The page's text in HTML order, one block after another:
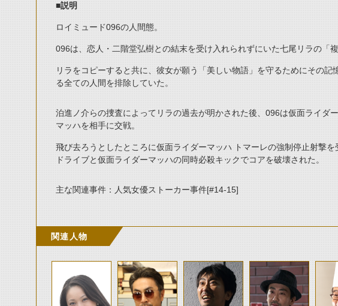
■説明
ロイミュード096の人間態。
096は、恋人・二階堂弘樹との結末を受け入れられずにいた七尾リラの「
リラをコピーすると共に、彼女が願う「美しい物語」を守るためにその記
る全ての人間を排除していた。
泊進ノ介らの捜査によってリラの過去が明かされた後、096は仮面ライダ
マッハを相手に交戦。
飛び去ろうとしたところに仮面ライダーマッハ トマーレの強制停止射撃
ドライブと仮面ライダーマッハの同時必殺キックでコアを破壊された。
主な関連事件：人気女優ストーカー事件[#14-15]
関連人物